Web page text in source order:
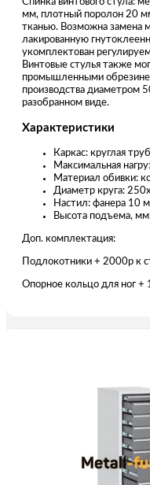
мм, плотный поролон 20
тканью. Возможна замена
лакированную
укомплектован
Винтовые стулья также
промышленными
производства диаметром
разобранном виде.
Характеристики
Каркас: круглая
Максимальная
Материал обивки:
Диаметр круга:
Настил: фанера 10
Высота подъема,
Доп. комплектация:
Подлокотники + 2000р к
Опорное кольцо для ног +